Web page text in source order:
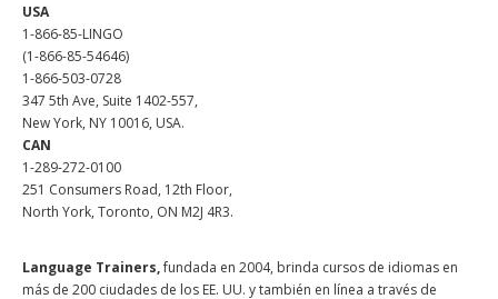
USA
1-866-85-LINGO
(1-866-85-54646)
1-866-503-0728
347 5th Ave, Suite 1402-557,
New York, NY 10016, USA.
CAN
1-289-272-0100
251 Consumers Road, 12th Floor,
North York, Toronto, ON M2J 4R3.
Language Trainers,fundada en 2004, brinda cursos de idiomas en
más de 200 ciudades de los EE. UU. y también en línea a través de